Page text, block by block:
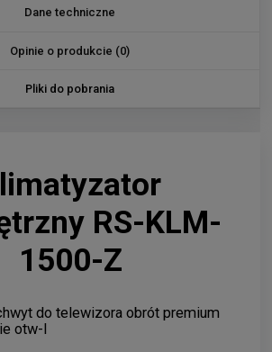
Dane techniczne
Opinie o produkcie (0)
Pliki do pobrania
RS-KLM-
1500-Z